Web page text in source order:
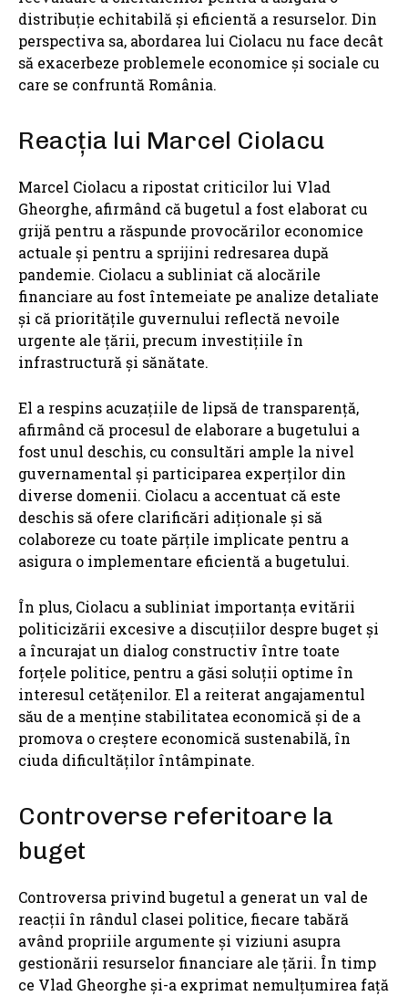
distribuție echitabilă și eficientă a resurselor. Din
perspectiva sa, abordarea lui Ciolacu nu face decât
să exacerbeze problemele economice și sociale cu
care se confruntă România.
Reacția lui Marcel Ciolacu
Marcel Ciolacu a ripostat criticilor lui Vlad
Gheorghe, afirmând că bugetul a fost elaborat cu
grijă pentru a răspunde provocărilor economice
actuale și pentru a sprijini redresarea după
pandemie. Ciolacu a subliniat că alocările
financiare au fost întemeiate pe analize detaliate
și că prioritățile guvernului reflectă nevoile
urgente ale țării, precum investițiile în
infrastructură și sănătate.
El a respins acuzațiile de lipsă de transparență,
afirmând că procesul de elaborare a bugetului a
fost unul deschis, cu consultări ample la nivel
guvernamental și participarea experților din
diverse domenii. Ciolacu a accentuat că este
deschis să ofere clarificări adiționale și să
colaboreze cu toate părțile implicate pentru a
asigura o implementare eficientă a bugetului.
În plus, Ciolacu a subliniat importanța evitării
politicizării excesive a discuțiilor despre buget și
a încurajat un dialog constructiv între toate
forțele politice, pentru a găsi soluții optime în
interesul cetățenilor. El a reiterat angajamentul
său de a menține stabilitatea economică și de a
promova o creștere economică sustenabilă, în
ciuda dificultăților întâmpinate.
Controverse referitoare la
buget
Controversa privind bugetul a generat un val de
reacții în rândul clasei politice, fiecare tabără
având propriile argumente și viziuni asupra
gestionării resurselor financiare ale țării. În timp
ce Vlad Gheorghe și-a exprimat nemulțumirea față